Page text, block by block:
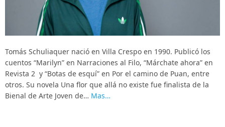
Tomás Schuliaquer nació en Villa Crespo en 1990. Publicó los
cuentos “Marilyn” en Narraciones al Filo, “Márchate ahora” en
Revista 2 y “Botas de esquí” en Por el camino de Puan, entre
otros. Su novela Una flor que allá no existe fue finalista de la
Bienal de Arte Joven de… Mas…